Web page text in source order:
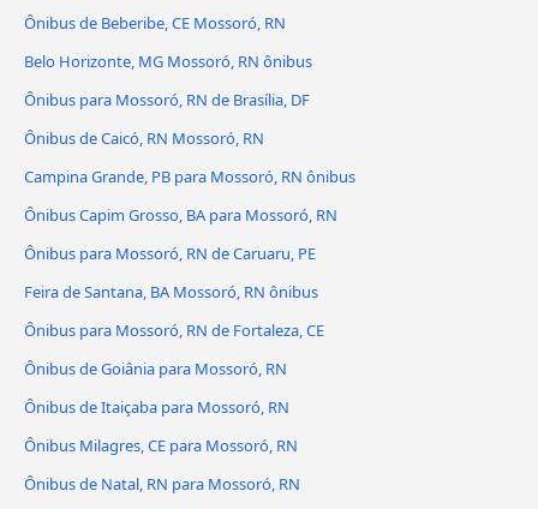
Ônibus de Beberibe, CE Mossoró, RN
Belo Horizonte, MG Mossoró, RN ônibus
Ônibus para Mossoró, RN de Brasília, DF
Ônibus de Caicó, RN Mossoró, RN
Campina Grande, PB para Mossoró, RN ônibus
Ônibus Capim Grosso, BA para Mossoró, RN
Ônibus para Mossoró, RN de Caruaru, PE
Feira de Santana, BA Mossoró, RN ônibus
Ônibus para Mossoró, RN de Fortaleza, CE
Ônibus de Goiânia para Mossoró, RN
Ônibus de Itaiçaba para Mossoró, RN
Ônibus Milagres, CE para Mossoró, RN
Ônibus de Natal, RN para Mossoró, RN